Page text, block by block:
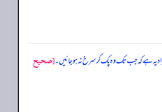
یہ ہے کہ جب تک وہ پک کر سرخ نہ ہو جائیں۔[صحيح